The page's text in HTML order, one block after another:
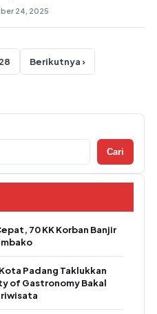
24, 2025
Paginasi pos
28 Berikutnya ›
Cari
70 KK Korban Banjir
Padang Taklukkan
of Gastronomy Bakal